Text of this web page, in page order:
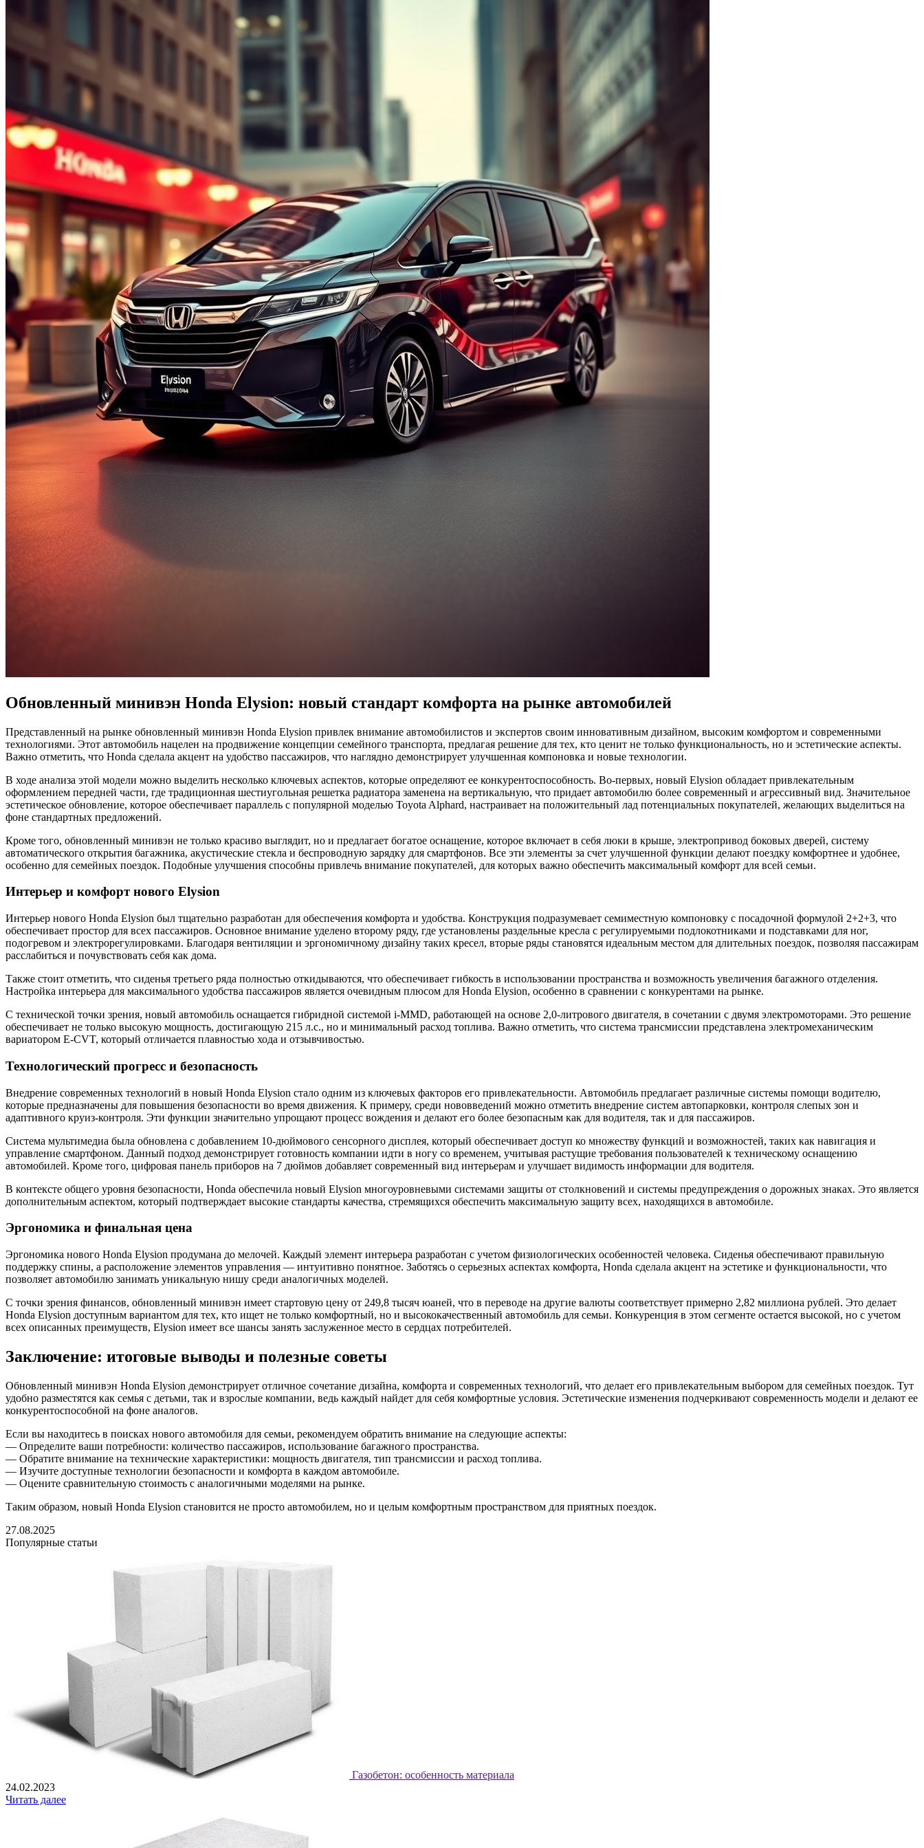
Обновленный минивэн Honda Elysion: новый стандарт комфорта на рынке автомобилей
Представленный на рынке обновленный минивэн Honda Elysion привлек внимание автомобилистов и экспертов своим инновативным дизайном, высоким комфортом и современными
технологиями. Этот автомобиль нацелен на продвижение концепции семейного транспорта, предлагая решение для тех, кто ценит не только функциональность, но и эстетические аспекты.
Важно отметить, что Honda сделала акцент на удобство пассажиров, что наглядно демонстрирует улучшенная компоновка и новые технологии.
В ходе анализа этой модели можно выделить несколько ключевых аспектов, которые определяют ее конкурентоспособность. Во-первых, новый Elysion обладает привлекательным
оформлением передней части, где традиционная шестиугольная решетка радиатора заменена на вертикальную, что придает автомобилю более современный и агрессивный вид. Значительное
эстетическое обновление, которое обеспечивает параллель с популярной моделью Toyota Alphard, настраивает на положительный лад потенциальных покупателей, желающих выделиться на
фоне стандартных предложений.
Кроме того, обновленный минивэн не только красиво выглядит, но и предлагает богатое оснащение, которое включает в себя люки в крыше, электропривод боковых дверей, систему
автоматического открытия багажника, акустические стекла и беспроводную зарядку для смартфонов. Все эти элементы за счет улучшенной функции делают поездку комфортнее и удобнее,
особенно для семейных поездок. Подобные улучшения способны привлечь внимание покупателей, для которых важно обеспечить максимальный комфорт для всей семьи.
Интерьер и комфорт нового Elysion
Интерьер нового Honda Elysion был тщательно разработан для обеспечения комфорта и удобства. Конструкция подразумевает семиместную компоновку с посадочной формулой 2+2+3, что
обеспечивает простор для всех пассажиров. Основное внимание уделено второму ряду, где установлены раздельные кресла с регулируемыми подлокотниками и подставками для ног,
подогревом и электрорегулировками. Благодаря вентиляции и эргономичному дизайну таких кресел, вторые ряды становятся идеальным местом для длительных поездок, позволяя пассажирам
расслабиться и почувствовать себя как дома.
Также стоит отметить, что сиденья третьего ряда полностью откидываются, что обеспечивает гибкость в использовании пространства и возможность увеличения багажного отделения.
Настройка интерьера для максимального удобства пассажиров является очевидным плюсом для Honda Elysion, особенно в сравнении с конкурентами на рынке.
С технической точки зрения, новый автомобиль оснащается гибридной системой i-MMD, работающей на основе 2,0-литрового двигателя, в сочетании с двумя электромоторами. Это решение
обеспечивает не только высокую мощность, достигающую 215 л.с., но и минимальный расход топлива. Важно отметить, что система трансмиссии представлена электромеханическим
вариатором E-CVT, который отличается плавностью хода и отзывчивостью.
Технологический прогресс и безопасность
Внедрение современных технологий в новый Honda Elysion стало одним из ключевых факторов его привлекательности. Автомобиль предлагает различные системы помощи водителю,
которые предназначены для повышения безопасности во время движения. К примеру, среди нововведений можно отметить внедрение систем автопарковки, контроля слепых зон и
адаптивного круиз-контроля. Эти функции значительно упрощают процесс вождения и делают его более безопасным как для водителя, так и для пассажиров.
Система мультимедиа была обновлена с добавлением 10-дюймового сенсорного дисплея, который обеспечивает доступ ко множеству функций и возможностей, таких как навигация и
управление смартфоном. Данный подход демонстрирует готовность компании идти в ногу со временем, учитывая растущие требования пользователей к техническому оснащению
автомобилей. Кроме того, цифровая панель приборов на 7 дюймов добавляет современный вид интерьерам и улучшает видимость информации для водителя.
В контексте общего уровня безопасности, Honda обеспечила новый Elysion многоуровневыми системами защиты от столкновений и системы предупреждения о дорожных знаках. Это является
дополнительным аспектом, который подтверждает высокие стандарты качества, стремящихся обеспечить максимальную защиту всех, находящихся в автомобиле.
Эргономика и финальная цена
Эргономика нового Honda Elysion продумана до мелочей. Каждый элемент интерьера разработан с учетом физиологических особенностей человека. Сиденья обеспечивают правильную
поддержку спины, а расположение элементов управления — интуитивно понятное. Заботясь о серьезных аспектах комфорта, Honda сделала акцент на эстетике и функциональности, что
позволяет автомобилю занимать уникальную нишу среди аналогичных моделей.
С точки зрения финансов, обновленный минивэн имеет стартовую цену от 249,8 тысяч юаней, что в переводе на другие валюты соответствует примерно 2,82 миллиона рублей. Это делает
Honda Elysion доступным вариантом для тех, кто ищет не только комфортный, но и высококачественный автомобиль для семьи. Конкуренция в этом сегменте остается высокой, но с учетом
всех описанных преимуществ, Elysion имеет все шансы занять заслуженное место в сердцах потребителей.
Заключение: итоговые выводы и полезные советы
Обновленный минивэн Honda Elysion демонстрирует отличное сочетание дизайна, комфорта и современных технологий, что делает его привлекательным выбором для семейных поездок. Тут
удобно разместятся как семья с детьми, так и взрослые компании, ведь каждый найдет для себя комфортные условия. Эстетические изменения подчеркивают современность модели и делают ее
конкурентоспособной на фоне аналогов.
Если вы находитесь в поисках нового автомобиля для семьи, рекомендуем обратить внимание на следующие аспекты:
— Определите ваши потребности: количество пассажиров, использование багажного пространства.
— Обратите внимание на технические характеристики: мощность двигателя, тип трансмиссии и расход топлива.
— Изучите доступные технологии безопасности и комфорта в каждом автомобиле.
— Оцените сравнительную стоимость с аналогичными моделями на рынке.
Таким образом, новый Honda Elysion становится не просто автомобилем, но и целым комфортным пространством для приятных поездок.
27.08.2025
Популярные статьи
Газобетон: особенность материала
24.02.2023
Читать далее